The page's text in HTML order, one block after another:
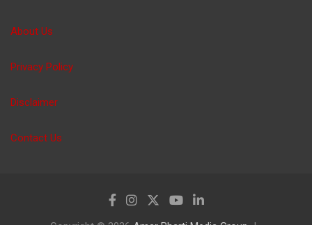
About Us
Privacy Policy
Disclaimer
Contact Us